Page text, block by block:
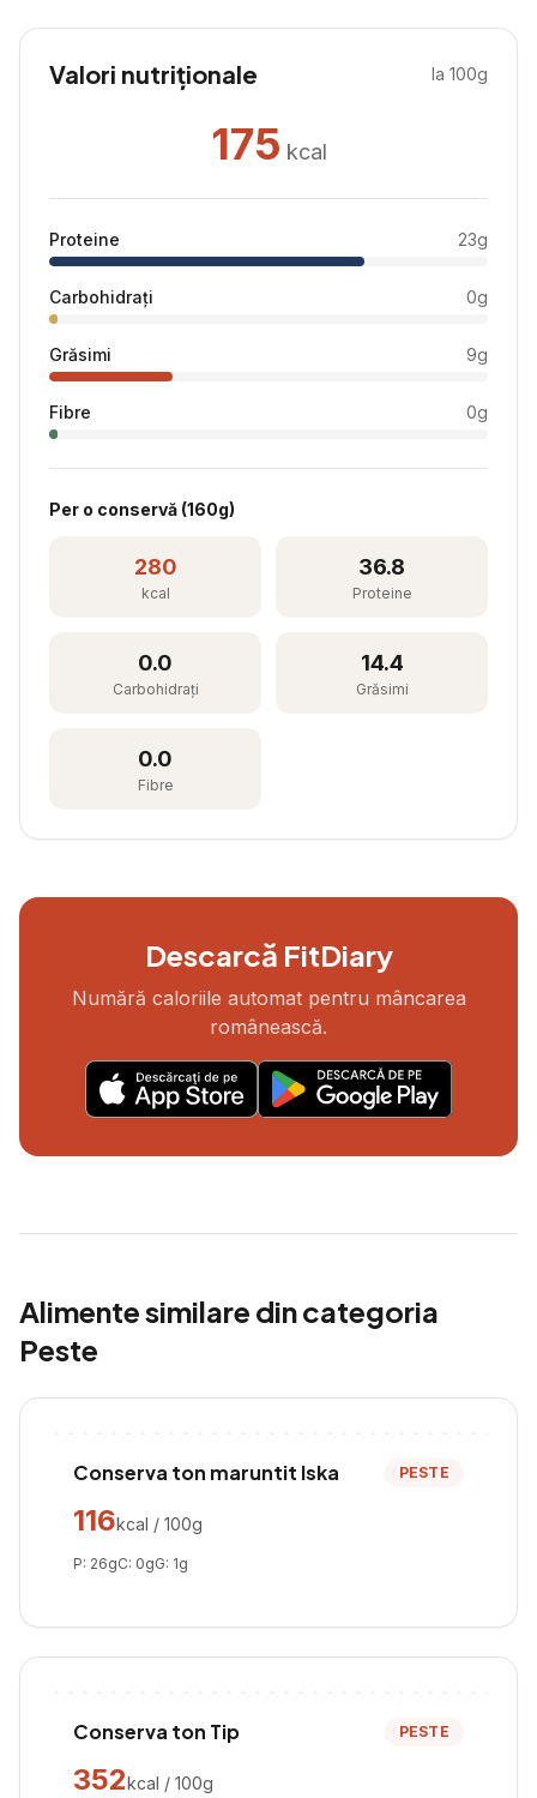
Valori nutriționale la 100g
175 kcal
Proteine 23g
Carbohidrați 0g
Grăsimi 9g
Fibre 0g
Per o conservă (160g)
280
kcal
36.8
Proteine
0.0
Carbohidrați
14.4
Grăsimi
0.0
Fibre
Descarcă FitDiary
Numără caloriile automat pentru mâncarea
românească.
Alimente similare din categoria
Peste
Conserva ton maruntit Iska PESTE
116kcal / 100g
P: 26gC: 0gG: 1g
Conserva ton Tip PESTE
352kcal / 100g